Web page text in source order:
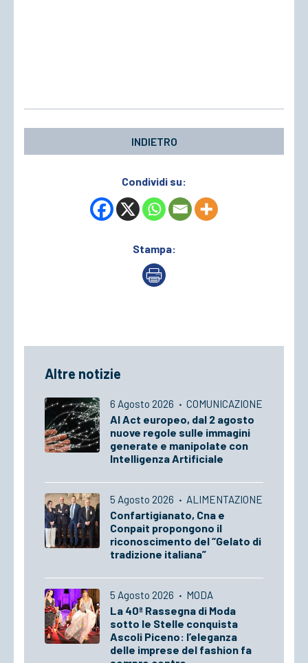
INDIETRO
Condividi su:
Stampa:
Altre notizie
6 Agosto 2026 · COMUNICAZIONE
AI Act europeo, dal 2 agosto
nuove regole sulle immagini
generate e manipolate con
Intelligenza Artificiale
5 Agosto 2026 · ALIMENTAZIONE
Confartigianato, Cna e
Conpait propongono il
riconoscimento del “Gelato di
tradizione italiana”
5 Agosto 2026 · MODA
La 40ª Rassegna di Moda
sotto le Stelle conquista
Ascoli Piceno: l’eleganza
delle imprese del fashion fa